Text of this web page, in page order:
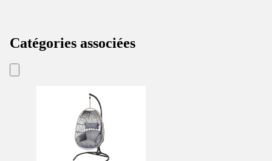
Catégories associées